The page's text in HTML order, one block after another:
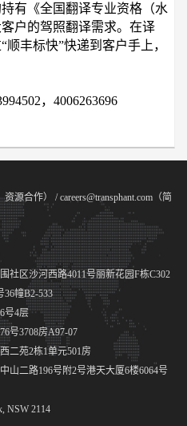
有《全国翻译专业资格（水
户的驾照翻译需求。在译
丰标快”快递到客户手上，
，4006263696
源合作） / careers@transphant.com（简
社区沙河西路4011号丽新花园F栋C302
36幢B2-533
号4层
号3708房A97-07
二苑2栋1单元501房
山二路196号附2号港天大厦6楼6064号
NSW 2114